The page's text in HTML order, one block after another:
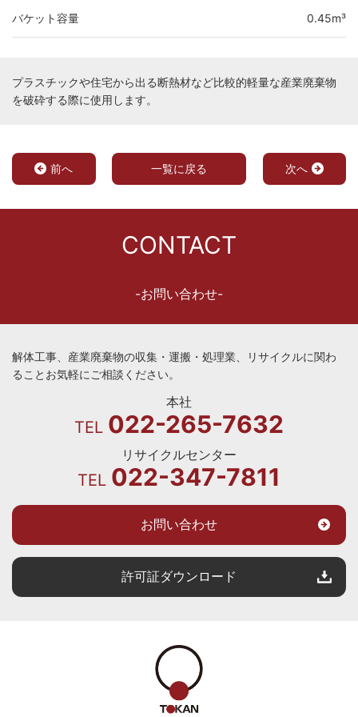
バケット容量 0.45m³
プラスチックや住宅から出る断熱材など比較的軽量な産業廃棄物
を破砕する際に使用します。
前へ 一覧に戻る 次へ
CONTACT
-お問い合わせ-
解体工事、産業廃棄物の収集・運搬・処理業、リサイクルに関わ
ることお気軽にご相談ください。
本社
TEL 022-265-7632
リサイクルセンター
TEL 022-347-7811
お問い合わせ
許可証ダウンロード